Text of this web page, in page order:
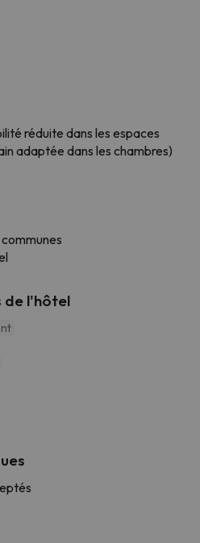
réduite dans les espaces
adaptée dans les chambres)
de l'hôtel